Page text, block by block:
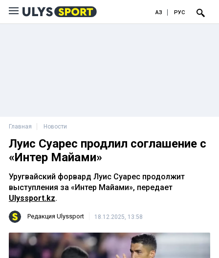
ҚАЗ РУС
Главная Новости
Луис Суарес продлил соглашение с
«Интер Майами»
Уругвайский форвард Луис Суарес продолжит
выступления за «Интер Майами», передает
Ulyssport.kz.
Редакция Ulyssport 18.12.2025, 13:58